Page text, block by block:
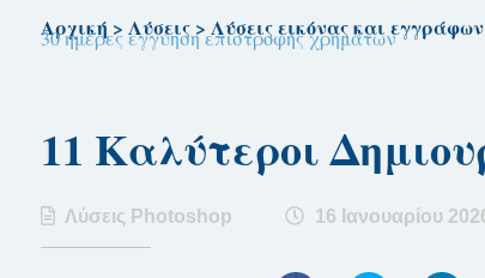
30 ημέρες εγγύηση επιστροφής χρημάτων
Αρχική > Λύσεις> Λύσεις εικόνας και εγγράφων
11 Καλύτεροι
Λύσεις Photoshop 16 Ιανουαρίου